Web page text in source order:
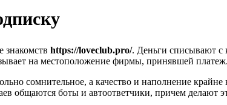
знакомств https://loveclub.pro/. Деньги списывают с
на местоположение фирмы, принявшей платеж.
сомнительное, а качество и наполнение крайне
общаются боты и автоответчики, причем делают